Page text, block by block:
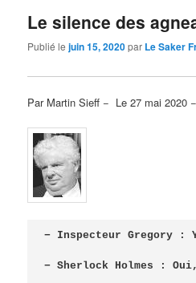
Le silence des
Publié lejuin 15, 2020par Le Saker
Par Martin Sieff − Le 27 mai 2020